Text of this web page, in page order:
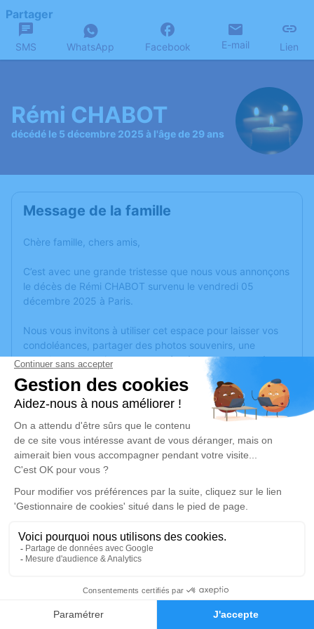
Faire-part Hommages
Partager
SMS WhatsApp Facebook E-mail Lien
Rémi CHABOT
décédé le 5 décembre 2025 à l'âge de 29 ans
Message de la famille
Chère famille, chers amis,
C’est avec une grande tristesse que nous vous annonçons
le décès de Rémi CHABOT survenu le vendredi 05
décembre 2025 à Paris.
Nous vous invitons à utiliser cet espace pour laisser vos
condoléances, partager des photos souvenirs, une
anecdote ou exprimer vos pensées à travers des poèmes
ou des textes. Cet endroit est un lieu d'expression dédié à
honorer la mémoire de Rémi CHABOT.
Un service de plantation d’arbre hommage estdisponible
samedi 20 décembre 2025 à 13h30
Crématorium de Vendée - Sables d'Olonne
de Les Sables-d'Olonne
85340 Les Sables-d'Olonne